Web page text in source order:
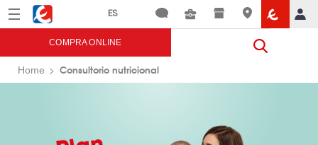
Menú Eroski
COMPRA ONLINE
Home Consultorio nutricional